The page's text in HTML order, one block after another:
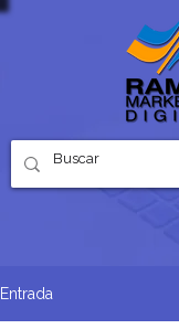
Entrada